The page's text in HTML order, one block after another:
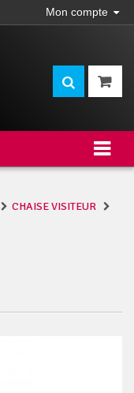
Mon compte
CHAISE VISITEUR